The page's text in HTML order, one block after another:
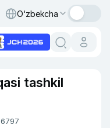
O‘zbekcha
tashkil
6797